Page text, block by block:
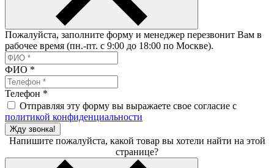
Пожалуйста, заполните форму и менеджер перезвонит Вам в
рабочее время (пн.-пт. с 9:00 до 18:00 по Москве).
ФИО *
Телефон *
Отправляя эту форму вы выражаете свое согласие с
политикой конфиденциальности
Жду звонка!
Напишите пожалуйста, какой товар вы хотели найти на этой
странице?